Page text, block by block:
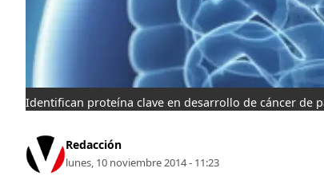
Identifican proteína clave en desarrollo de cáncer de
Redacción
lunes, 10 noviembre 2014 - 11:23